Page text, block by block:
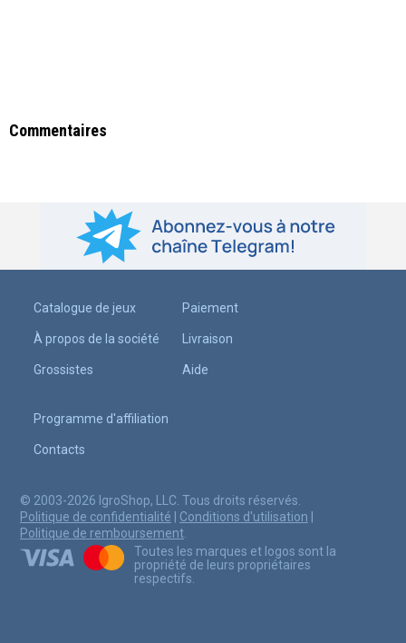
Commentaires
Catalogue de jeux
À propos de la société
Grossistes
Paiement
Livraison
Aide
Programme d'affiliation
Contacts
© 2003-2026 IgroShop, LLC. Tous droits réservés.
Politique de confidentialité
Conditions d'utilisation
Politique de remboursement.
Toutes les marques et logos sont la
propriété de leurs propriétaires
respectifs.